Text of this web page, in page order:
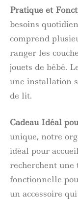
Pratique et
besoins
comprend
ranger les
jouets de bébé.
une installation
de lit.
Cadeau Idéal
unique, notre
idéal pour
recherchent une
fonctionnelle
un accessoire